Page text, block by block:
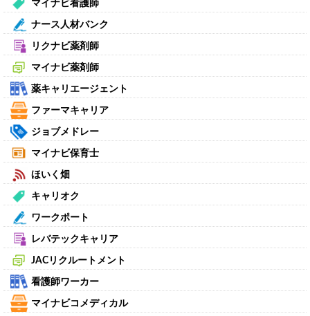
マイナビ看護師
ナース人材バンク
リクナビ薬剤師
マイナビ薬剤師
薬キャリエージェント
ファーマキャリア
ジョブメドレー
マイナビ保育士
ほいく畑
キャリオク
ワークポート
レバテックキャリア
JACリクルートメント
看護師ワーカー
マイナビコメディカル